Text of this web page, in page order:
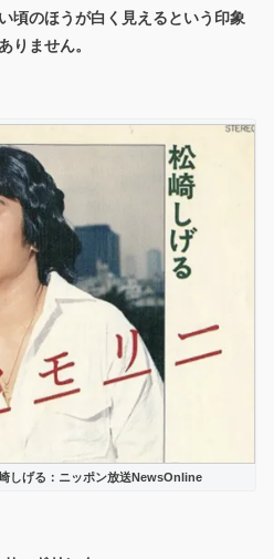
頃のほうが白く見えるという印象
りません。
しげる：ニッポン放送NewsOnline